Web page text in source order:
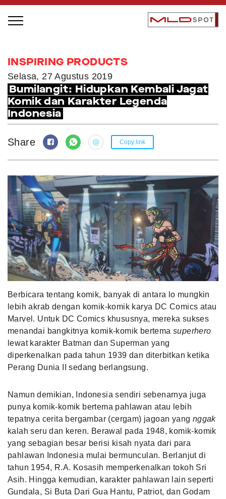
LOCAL GREATNESS
INSPIRING PEOPLE
INSPIRING PRODUCTS
INSPIRING PLACES
INSPIRING COMMUNITIES
TRENDING
EVENTS
MLDPODCAST
VIDEOS
MLDPOINTS
SEARCH
INSPIRING PRODUCTS
Selasa, 27 Agustus 2019
Bumilangit: Hidupkan Kembali Jagat
Komik dan Karakter Legenda
Indonesia
Share Copy link
Berbicara tentang komik, banyak di antara lo mungkin
lebih akrab dengan komik-komik karya DC Comics atau
Marvel. Untuk DC Comics khususnya, mereka sukses
menandai bangkitnya komik-komik bertema superhero
lewat karakter Batman dan Superman yang
diperkenalkan pada tahun 1939 dan diterbitkan ketika
Perang Dunia II sedang berlangsung.
Namun demikian, Indonesia sendiri sebenarnya juga
punya komik-komik bertema pahlawan atau lebih
tepatnya cerita bergambar (cergam) jagoan yang nggak
kalah seru dan keren. Berawal pada 1948, komik-komik
yang sebagian besar berisi kisah nyata dari para
pahlawan Indonesia mulai bermunculan. Berlanjut di
tahun 1954, R.A. Kosasih memperkenalkan tokoh Sri
Asih. Hingga kemudian, karakter pahlawan lain seperti
Gundala, Si Buta Dari Gua Hantu, Patriot, dan Godam